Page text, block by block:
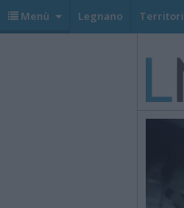
Menù Legnano Territori